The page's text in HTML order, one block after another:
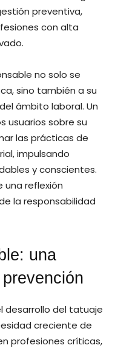
preventiva,
con alta
no solo se
sino también a su
ámbito laboral. Un
usuarios sobre su
las prácticas de
impulsando
y conscientes.
una reflexión
la responsabilidad
una
desarrollo del tatuaje
creciente de
profesiones críticas,